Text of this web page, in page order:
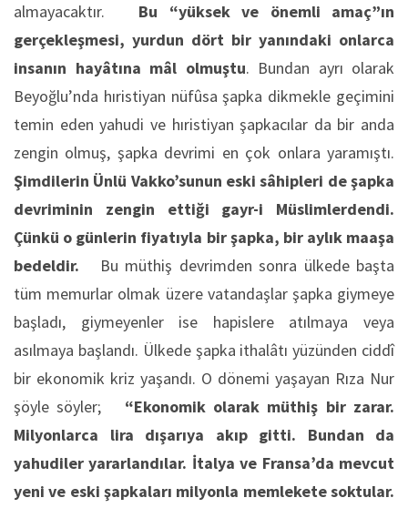
almayacaktır. Bu “yüksek ve önemli amaç”ın
gerçekleşmesi, yurdun dört bir yanındaki onlarca
insanın hayâtına mâl olmuştu. Bundan ayrı olarak
Beyoğlu’nda hıristiyan nüfûsa şapka dikmekle geçimini
temin eden yahudi ve hıristiyan şapkacılar da bir anda
zengin olmuş, şapka devrimi en çok onlara yaramıştı.
Şimdilerin Ünlü Vakko’sunun eski sâhipleri de şapka
devriminin zengin ettiği gayr-i Müslimlerdendi.
Çünkü o günlerin fiyatıyla bir şapka, bir aylık maaşa
bedeldir. Bu müthiş devrimden sonra ülkede başta
tüm memurlar olmak üzere vatandaşlar şapka giymeye
başladı, giymeyenler ise hapislere atılmaya veya
asılmaya başlandı. Ülkede şapka ithalâtı yüzünden ciddî
bir ekonomik kriz yaşandı. O dönemi yaşayan Rıza Nur
şöyle söyler; “Ekonomik olarak müthiş bir zarar.
Milyonlarca lira dışarıya akıp gitti. Bundan da
yahudiler yararlandılar. İtalya ve Fransa’da mevcut
yeni ve eski şapkaları milyonla memlekete soktular.